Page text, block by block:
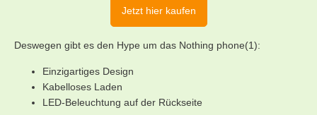
Jetzt hier kaufen
Deswegen gibt es den Hype um das Nothing phone(1):
Einzigartiges Design
Kabelloses Laden
LED-Beleuchtung auf der Rückseite